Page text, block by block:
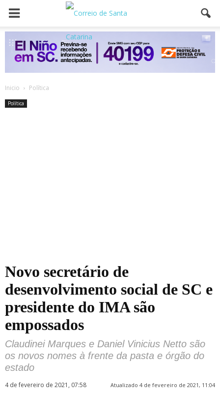
Inicio Política
Política
Novo secretário de
desenvolvimento social de SC e
presidente do IMA são
empossados
Claudinei Marques e Daniel Vinicius Netto são
os novos nomes à frente da pasta e órgão do
estado
4 de fevereiro de 2021, 07:58 Atualizado 4 de fevereiro de 2021, 11:04